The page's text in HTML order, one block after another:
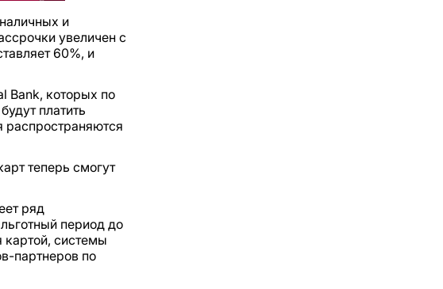
и
увеличен с
60%, и
Bank, которых по
платить
теперь смогут
ряд
период до
системы
партнеров по